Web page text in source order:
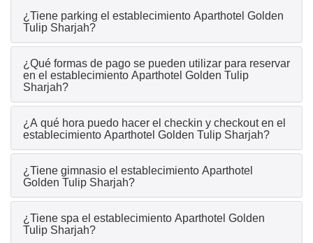
¿Tiene parking el establecimiento Aparthotel Golden
Tulip Sharjah?
¿Qué formas de pago se pueden utilizar para reservar
en el establecimiento Aparthotel Golden Tulip
Sharjah?
¿A qué hora puedo hacer el checkin y checkout en el
establecimiento Aparthotel Golden Tulip Sharjah?
¿Tiene gimnasio el establecimiento Aparthotel
Golden Tulip Sharjah?
¿Tiene spa el establecimiento Aparthotel Golden
Tulip Sharjah?